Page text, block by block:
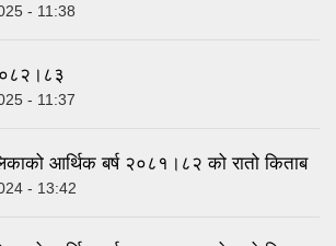
- 11:38
- 11:37
आर्थिक बर्ष २०८१।८२ को रातो किताब
- 13:42